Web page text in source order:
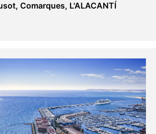
, Comarques, L'ALACANTÍ